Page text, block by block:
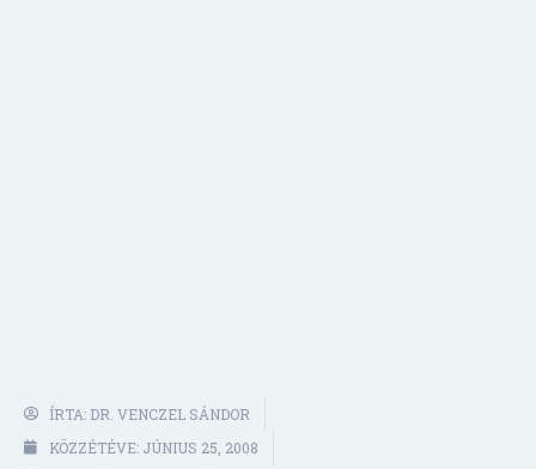
ÍRTA: DR. VENCZEL SÁNDOR
KÖZZÉTÉVE: JÚNIUS 25, 2008